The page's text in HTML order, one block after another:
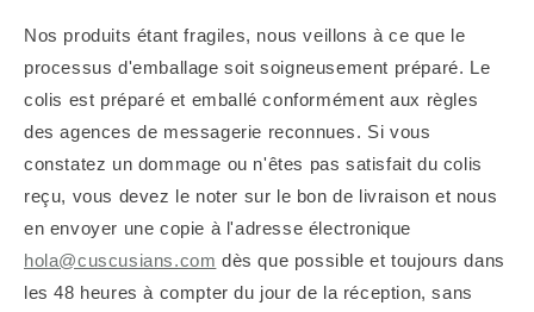
Nos produits étant fragiles, nous veillons à ce que le
processus d'emballage soit soigneusement préparé. Le
colis est préparé et emballé conformément aux règles
des agences de messagerie reconnues. Si vous
constatez un dommage ou n'êtes pas satisfait du colis
reçu, vous devez le noter sur le bon de livraison et nous
en envoyer une copie à l'adresse électronique
hola@cuscusians.com dès que possible et toujours dans
les 48 heures à compter du jour de la réception, sans